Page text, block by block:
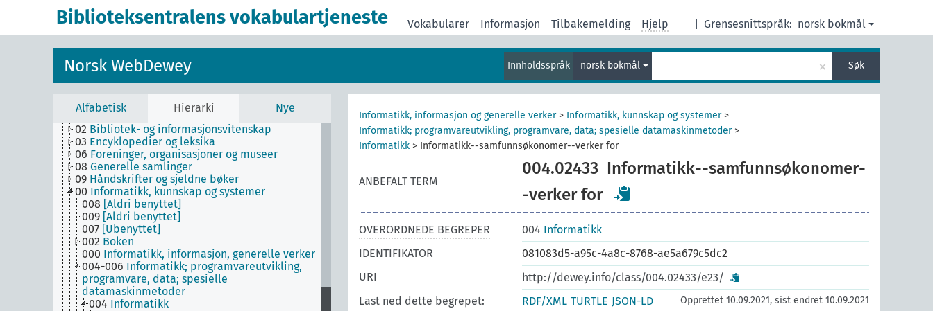
Biblioteksentralens vokabulartjeneste Grensesnittspråk: norsk bokmål
Vokabularer Informasjon Tilbakemelding Hjelp
Norsk WebDewey Innholdsspråk norsk bokmål × Søk
Alfabetisk Hierarki Nye
T3C--0 Hjelpetabell 3C. Tilleggsnumre for kunst og
T5--0 Hjelpetabell 5. Etniske og nasjonale grupper
Hjelpetabell 6. Språk
Informatikk, informasjon og generelle verker
04 [Ubenyttet]
02 Bibliotek- og informasjonsvitenskap
03 Encyklopedier og leksika
06 Foreninger, organisasjoner og museer
08 Generelle samlinger
09 Håndskrifter og sjeldne bøker
00 Informatikk, kunnskap og systemer
008 [Aldri benyttet]
009 [Aldri benyttet]
007 [Ubenyttet]
002 Boken
000 Informatikk, informasjon, generelle verker
004-006 Informatikk; programvareutvikling,
programvare, data; spesielle
datamaskinmetoder
004 Informatikk
Informatikk, informasjon og generelle verker> Informatikk, kunnskap og systemer>
Informatikk; programvareutvikling, programvare, data; spesielle datamaskinmetoder>
Informatikk > Informatikk--samfunnsøkonomer--verker for
ANBEFALT TERM
004.02433 Informatikk--samfunnsøkonomer-
-verker for
OVERORDNEDE BEGREPER 004 Informatikk
IDENTIFIKATOR
081083d5-a95c-4a8c-8768-ae5a679c5dc2
URI
http://dewey.info/class/004.02433/e23/
Last ned dette begrepet:
RDF/XML TURTLE JSON-LD Opprettet 10.09.2021, sist endret 10.09.2021